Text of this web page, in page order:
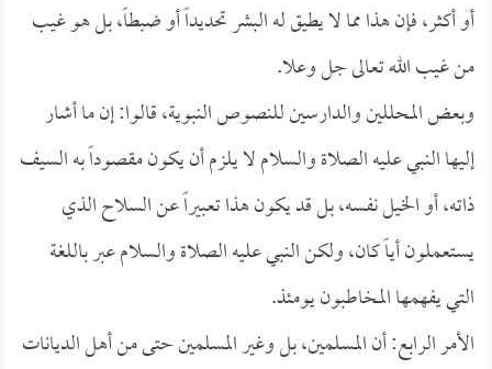
أو أكثر، فإن هذا مما لا يطيق له البشر تحديداً أو ضبطاً، بل هو غيب
من غيب الله تعالى جل وعلا.
وبعض المحللين والدارسين للنصوص النبوية، قالوا: إن ما أشار
إليها النبي عليه الصلاة والسلام لا يلزم أن يكون مقصوداً به السيف
ذاته، أو الخيل نفسه، بل قد يكون هذا تعبيراً عن السلاح الذي
يستعملون أياً كان، ولكن النبي عليه الصلاة والسلام عبر باللغة
التي يفهمها المخاطبون يومئذ.
الأمر الرابع: أن المسلمين، بل وغير المسلمين حتى من أهل الديانات